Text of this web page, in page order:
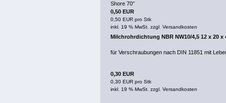
Shore 70°
0,50 EUR
0,50 EUR pro Stk
inkl. 19 % MwSt. zzgl. Versandkosten
Milchrohrdichtung NBR NW10/4,5 12 x 20 x
für Verschraubungen nach DIN 11851 mit
0,30 EUR
0,30 EUR pro Stk
inkl. 19 % MwSt. zzgl. Versandkosten